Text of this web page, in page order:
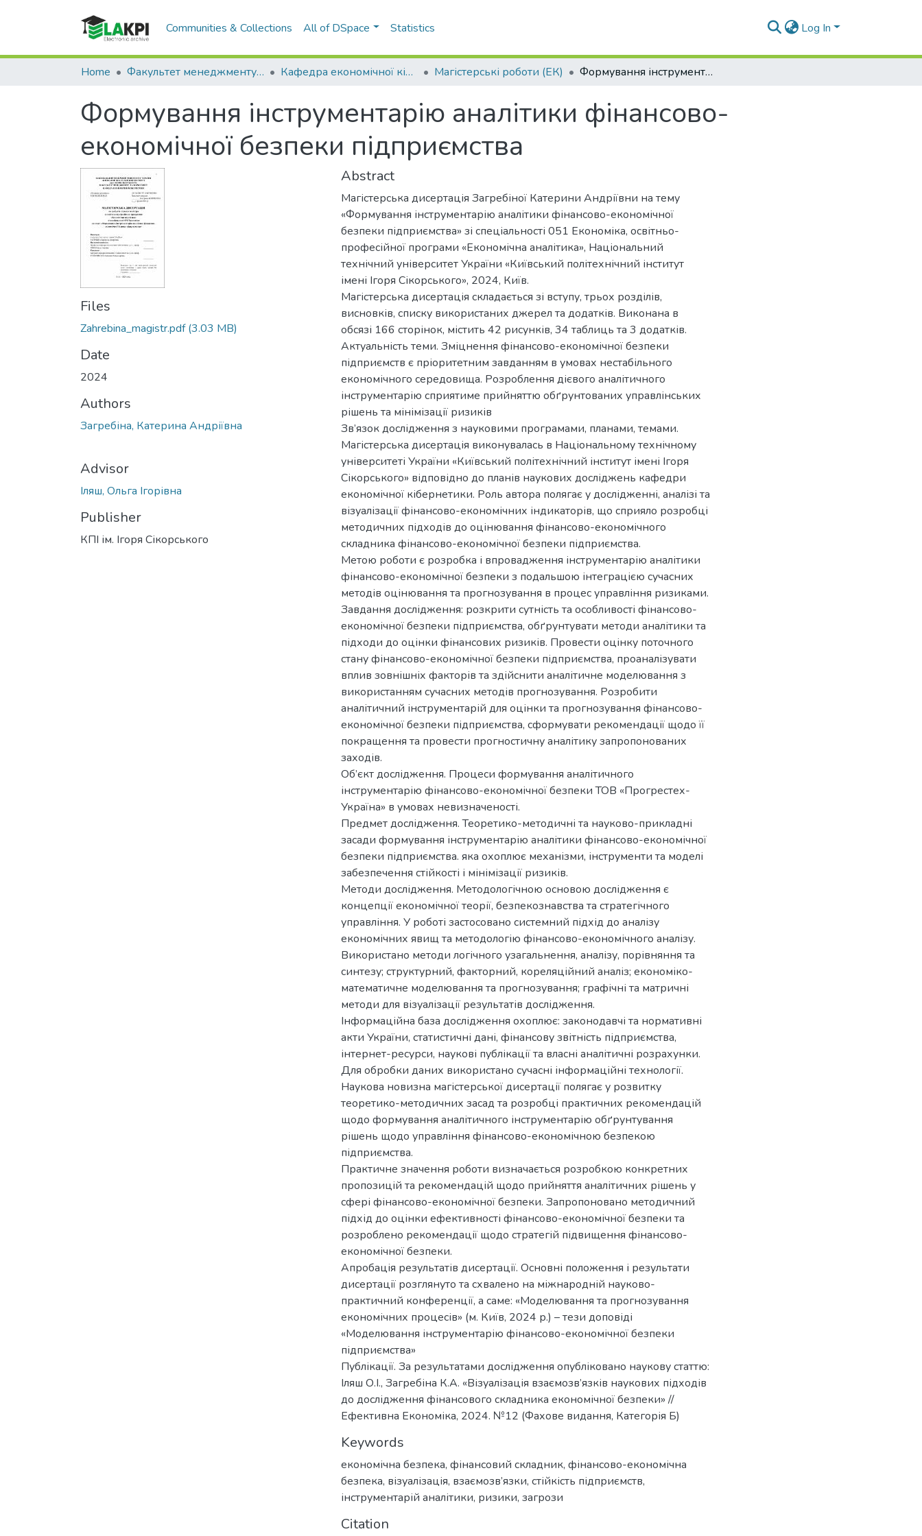
Communities & Collections All of DSpace Statistics Log In
Home Факультет менеджменту та маркетингу (ФММ) Кафедра економічної кібернетики (ЕК) Магістерські роботи (ЕК) Формування інструментарію аналітики фінансово-економічної безпеки підприємства
Формування інструментарію аналітики фінансово-
економічної безпеки підприємства
Files
Zahrebina_magistr.pdf(3.03 MB)
Date
2024
Authors
Загребіна, Катерина Андріївна
Advisor
Іляш, Ольга Ігорівна
Publisher
КПІ ім. Ігоря Сікорського
Abstract
Магістерська дисертація Загребіної Катерини Андріївни на тему
«Формування інструментарію аналітики фінансово-економічної
безпеки підприємства» зі спеціальності 051 Економіка, освітньо-
професійної програми «Економічна аналітика», Національний
технічний університет України «Київський політехнічний інститут
імені Ігоря Сікорського», 2024, Київ.
Магістерська дисертація складається зі вступу, трьох розділів,
висновків, списку використаних джерел та додатків. Виконана в
обсязі 166 сторінок, містить 42 рисунків, 34 таблиць та 3 додатків.
Актуальність теми. Зміцнення фінансово-економічної безпеки
підприємств є пріоритетним завданням в умовах нестабільного
економічного середовища. Розроблення дієвого аналітичного
інструментарію сприятиме прийняттю обґрунтованих управлінських
рішень та мінімізації ризиків
Зв’язок дослідження з науковими програмами, планами, темами.
Магістерська дисертація виконувалась в Національному технічному
університеті України «Київський політехнічний інститут імені Ігоря
Сікорського» відповідно до планів наукових досліджень кафедри
економічної кібернетики. Роль автора полягає у дослідженні, аналізі та
візуалізації фінансово-економічних індикаторів, що сприяло розробці
методичних підходів до оцінювання фінансово-економічного
складника фінансово-економічної безпеки підприємства.
Метою роботи є розробка і впровадження інструментарію аналітики
фінансово-економічної безпеки з подальшою інтеграцією сучасних
методів оцінювання та прогнозування в процес управління ризиками.
Завдання дослідження: розкрити сутність та особливості фінансово-
економічної безпеки підприємства, обґрунтувати методи аналітики та
підходи до оцінки фінансових ризиків. Провести оцінку поточного
стану фінансово-економічної безпеки підприємства, проаналізувати
вплив зовнішніх факторів та здійснити аналітичне моделювання з
використанням сучасних методів прогнозування. Розробити
аналітичний інструментарій для оцінки та прогнозування фінансово-
економічної безпеки підприємства, сформувати рекомендації щодо її
покращення та провести прогностичну аналітику запропонованих
заходів.
Об’єкт дослідження. Процеси формування аналітичного
інструментарію фінансово-економічної безпеки ТОВ «Прогрестех-
Україна» в умовах невизначеності.
Предмет дослідження. Теоретико-методичні та науково-прикладні
засади формування інструментарію аналітики фінансово-економічної
безпеки підприємства. яка охоплює механізми, інструменти та моделі
забезпечення стійкості і мінімізації ризиків.
Методи дослідження. Методологічною основою дослідження є
концепції економічної теорії, безпекознавства та стратегічного
управління. У роботі застосовано системний підхід до аналізу
економічних явищ та методологію фінансово-економічного аналізу.
Використано методи логічного узагальнення, аналізу, порівняння та
синтезу; структурний, факторний, кореляційний аналіз; економіко-
математичне моделювання та прогнозування; графічні та матричні
методи для візуалізації результатів дослідження.
Інформаційна база дослідження охоплює: законодавчі та нормативні
акти України, статистичні дані, фінансову звітність підприємства,
інтернет-ресурси, наукові публікації та власні аналітичні розрахунки.
Для обробки даних використано сучасні інформаційні технології.
Наукова новизна магістерської дисертації полягає у розвитку
теоретико-методичних засад та розробці практичних рекомендацій
щодо формування аналітичного інструментарію обґрунтування
рішень щодо управління фінансово-економічною безпекою
підприємства.
Практичне значення роботи визначається розробкою конкретних
пропозицій та рекомендацій щодо прийняття аналітичних рішень у
сфері фінансово-економічної безпеки. Запропоновано методичний
підхід до оцінки ефективності фінансово-економічної безпеки та
розроблено рекомендації щодо стратегій підвищення фінансово-
економічної безпеки.
Апробація результатів дисертації. Основні положення і результати
дисертації розглянуто та схвалено на міжнародній науково-
практичний конференції, а саме: «Моделювання та прогнозування
економічних процесів» (м. Київ, 2024 р.) – тези доповіді
«Моделювання інструментарію фінансово-економічної безпеки
підприємства»
Публікації. За результатами дослідження опубліковано наукову статтю:
Іляш О.І., Загребіна К.А. «Візуалізація взаємозв’язків наукових підходів
до дослідження фінансового складника економічної безпеки» //
Ефективна Економіка, 2024. №12 (Фахове видання, Категорія Б)
Keywords
економічна безпека, фінансовий складник, фінансово-економічна
безпека, візуалізація, взаємозв’язки, стійкість підприємств,
інструментарій аналітики, ризики, загрози
Citation